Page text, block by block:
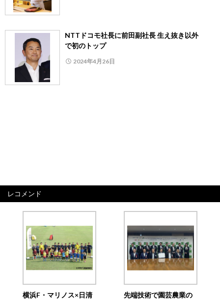
NTTドコモ社長に前田副社長 生え抜き以外
で初のトップ
2024年4月26日
レコメンド
横浜F・マリノス×日清
先端技術で園芸農業の